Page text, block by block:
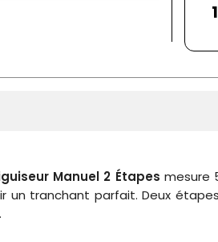
Manuel 2 Étapes mesure
tranchant parfait. Deux